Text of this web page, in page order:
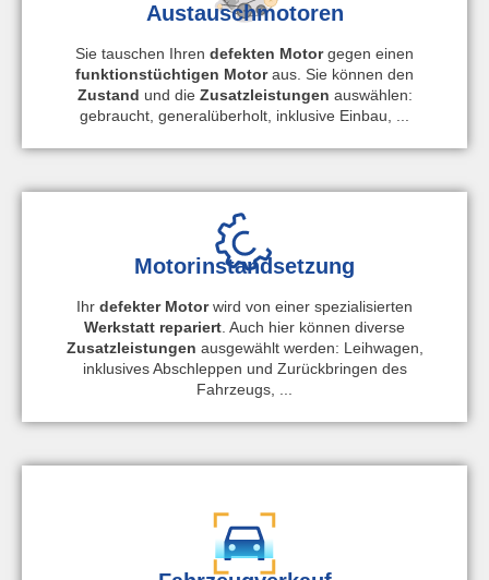
Austauschmotoren
Sie tauschen Ihren defekten Motorgegen einen
funktionstüchtigen Motoraus. Sie können den
Zustand und die Zusatzleistungen auswählen:
gebraucht, generalüberholt, inklusive Einbau, ...
Motorinstandsetzung
Ihr defekter Motorwird von einer spezialisierten
Werkstatt repariert. Auch hier können diverse
Zusatzleistungen ausgewählt werden: Leihwagen,
inklusives Abschleppen und Zurückbringen des
Fahrzeugs, ...